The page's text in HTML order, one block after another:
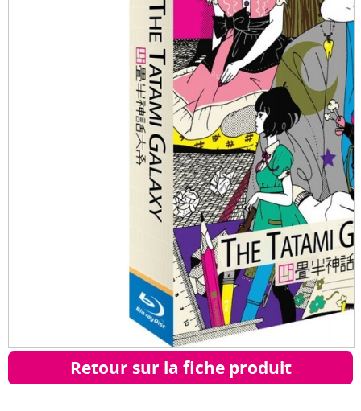
Retour sur la fiche produit